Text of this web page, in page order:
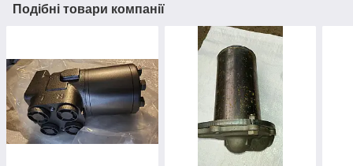
Подібні товари компанії